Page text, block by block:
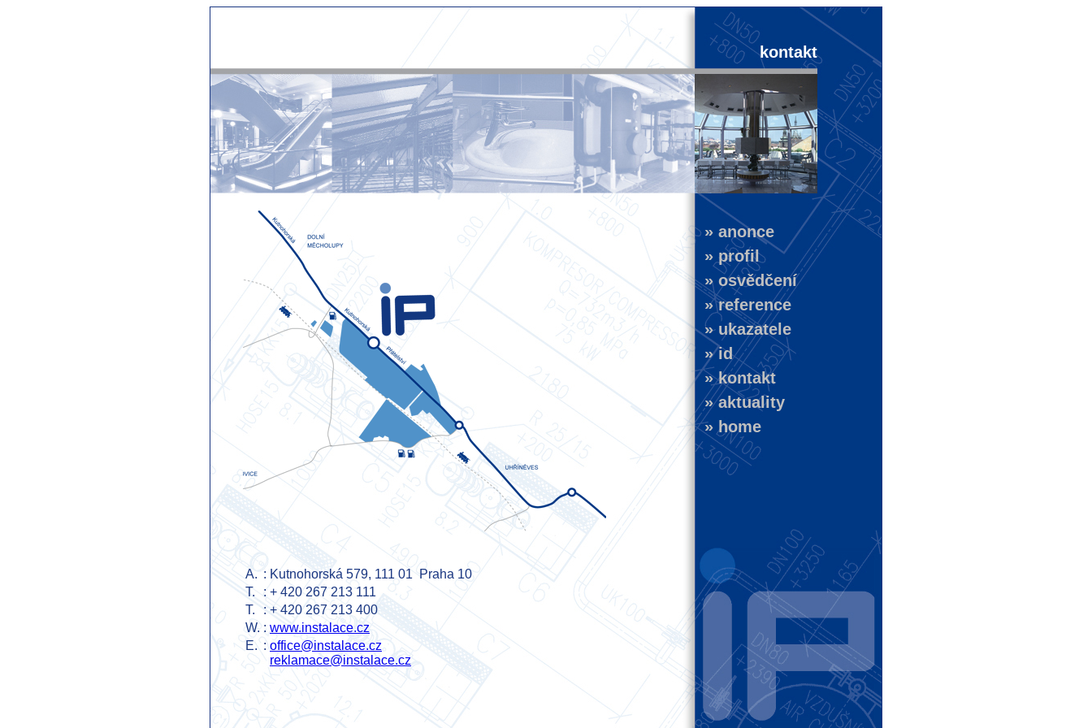
kontakt
» anonce
» profil
» osvědčení
» reference
» ukazatele
» id
» kontakt
» aktuality
» home
A. : Kutnohorská 579, 111 01 Praha 10
T.
: + 420 267 213 111
T.
: + 420 267 213 400
W. : www.instalace.cz
E. : office@instalace.cz
reklamace@instalace.cz